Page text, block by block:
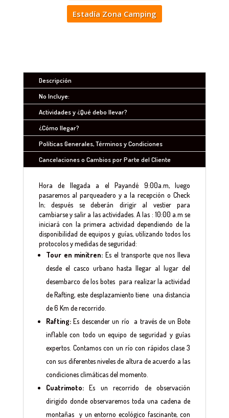
Estadía Zona Camping
Descripción
No Incluye:
Actividades y ¿Qué debo llevar?
¿Cómo llegar?
Políticas Generales, Términos y Condiciones
Cancelaciones o Cambios por Parte del Cliente
Hora de llegada a el Payandé 9:00a.m, luego
pasaremos al parqueadero y a la recepción o Check
In; después se deberán dirigir al vestier para
cambiarse y salir a las actividades. A las : 10:00 a.m se
iniciará con la primera actividad dependiendo de la
disponibilidad de equipos y guías, utilizando todos los
protocolos y medidas de seguridad:
Tour en minitren:Es el transporte que nos lleva
desde el casco urbano hasta llegar al lugar del
desembarco de los botes para realizar la actividad
de Rafting, este desplazamiento tiene una distancia
de 6 Km de recorrido.
Rafting:Es descender un río a través de un Bote
inflable con todo un equipo de seguridad y guías
expertos. Contamos con un río con rápidos clase 3
con sus diferentes niveles de altura de acuerdo a las
condiciones climáticas del momento.
Cuatrimoto:Es un recorrido de observación
dirigido donde observaremos toda una cadena de
montañas y un entorno ecológico fascinante, con